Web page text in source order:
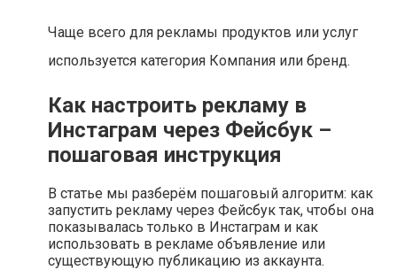
Чаще всего для рекламы продуктов или услуг
используется категория Компания или бренд.
Как настроить рекламу в
Инстаграм через Фейсбук –
пошаговая инструкция
В статье мы разберём пошаговый алгоритм: как
запустить рекламу через Фейсбук так, чтобы она
показывалась только в Инстаграм и как
использовать в рекламе объявление или
существующую публикацию из аккаунта.